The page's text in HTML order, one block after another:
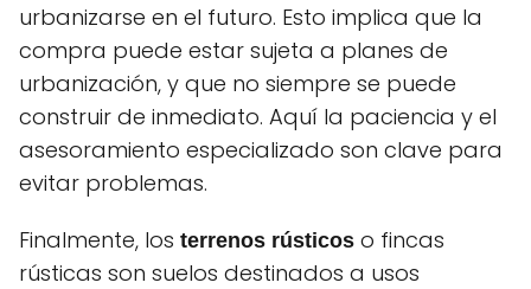
urbanizarse en el futuro. Esto implica que la
compra puede estar sujeta a planes de
urbanización, y que no siempre se puede
construir de inmediato. Aquí la paciencia y el
asesoramiento especializado son clave para
evitar problemas.
Finalmente, los terrenos rústicos o fincas
rústicas son suelos destinados a usos